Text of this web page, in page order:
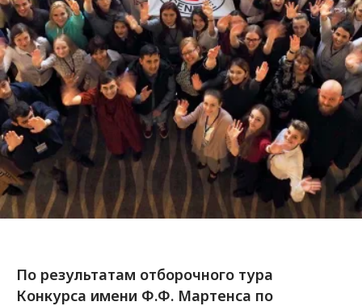
По результатам отборочного тура
Конкурса имени Ф.Ф. Мартенса по